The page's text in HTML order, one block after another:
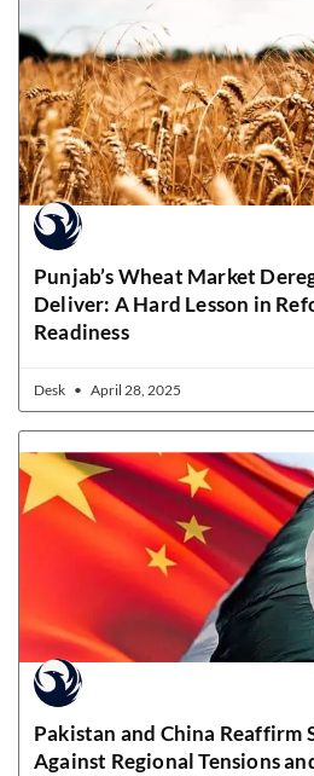
Punjab’s Wheat Market
Deliver: A Hard Lesson in
Readiness
Desk April 28, 2025
Pakistan and China Reaffirm
Against Regional Tensions